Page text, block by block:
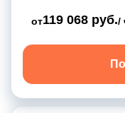
от119 068 руб./